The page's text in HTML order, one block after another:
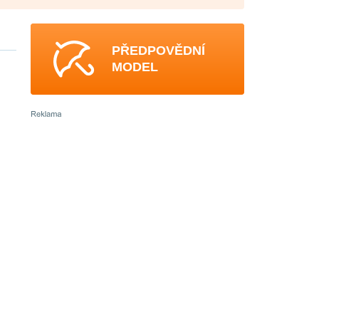
PŘEDPOVĚDNÍ
MODEL